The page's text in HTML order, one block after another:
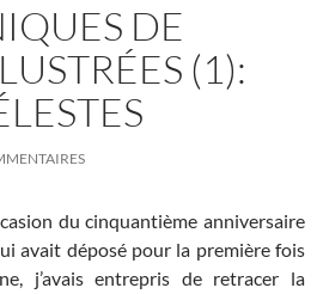
DE
(1):
du cinquantième anniversaire
avait déposé pour la première fois
j’avais entrepris de retracer la